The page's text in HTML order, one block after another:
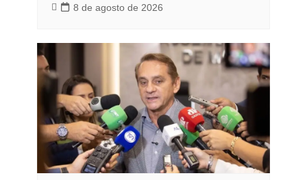
8 de agosto de 2026